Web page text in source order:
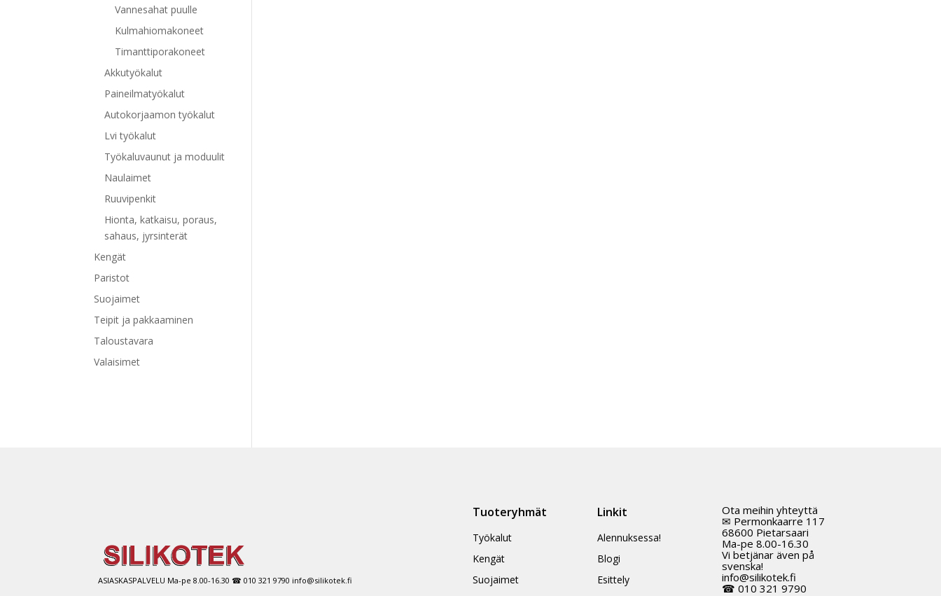
Vannesahat puulle
Kulmahiomakoneet
Timanttiporakoneet
Akkutyökalut
Paineilmatyökalut
Autokorjaamon työkalut
Lvi työkalut
Työkaluvaunut ja moduulit
Naulaimet
Ruuvipenkit
Hionta, katkaisu, poraus,
sahaus, jyrsinterät
Kengät
Paristot
Suojaimet
Teipit ja pakkaaminen
Taloustavara
Valaisimet
ASIASKASPALVELU Ma-pe 8.00-16.30 ☎ 010 321 9790 info@silikotek.fi
Tuoteryhmät
Työkalut
Kengät
Suojaimet
Linkit
Alennuksessa!
Blogi
Esittely
Ota meihin yhteyttä
✉ Permonkaarre 117
68600 Pietarsaari
Ma-pe 8.00-16.30
Vi betjänar även på
svenska!
info@silikotek.fi
☎ 010 321 9790